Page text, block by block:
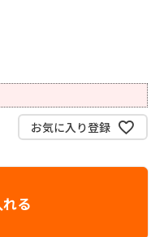
お気に入り登録
る